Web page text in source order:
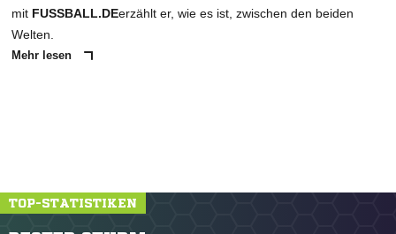
mit FUSSBALL.DEerzählt er, wie es ist, zwischen den beiden
Welten.
Mehr lesen
TOP-STATISTIKEN